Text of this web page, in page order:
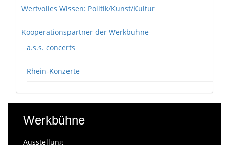
Wertvolles Wissen: Politik/Kunst/Kultur
Kooperationspartner der Werkbühne
a.s.s. concerts
Rhein-Konzerte
Werkbühne
Ausstellung